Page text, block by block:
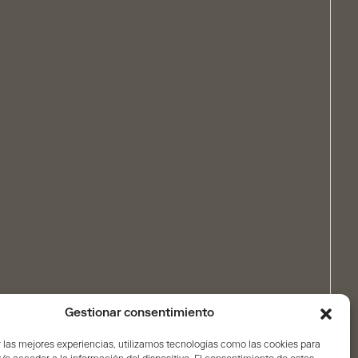
Gestionar consentimiento
las mejores experiencias, utilizamos tecnologías como las cookies para